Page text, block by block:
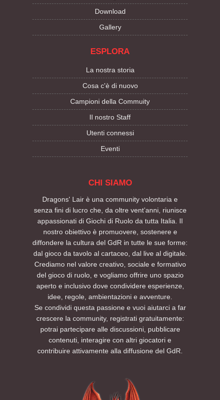
Download
Gallery
ESPLORA
La nostra storia
Cosa c'è di nuovo
Campioni della Commuity
Il nostro Staff
Utenti connessi
Eventi
CHI SIAMO
Dragons' Lair è una community volontaria e
senza fini di lucro che, da oltre vent’anni, riunisce
appassionati di Giochi di Ruolo da tutta Italia. Il
nostro obiettivo è promuovere, sostenere e
diffondere la cultura del GdR in tutte le sue forme:
dal gioco da tavolo al cartaceo, dal live al digitale.
Crediamo nel valore creativo, sociale e formativo
del gioco di ruolo, e vogliamo offrire uno spazio
aperto e inclusivo dove condividere esperienze,
idee, regole, ambientazioni e avventure.
Se condividi questa passione e vuoi aiutarci a far
crescere la community, registrati gratuitamente:
potrai partecipare alle discussioni, pubblicare
contenuti, interagire con altri giocatori e
contribuire attivamente alla diffusione del GdR.